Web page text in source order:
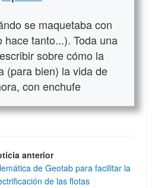
se maquetaba con
hace tanto...). Toda una
sobre cómo la
(para bien) la vida de
con enchufe
anterior
de Geotab para facilitar la
de las flotas